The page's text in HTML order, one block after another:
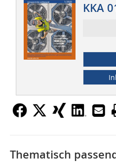
KKA
Thematisch